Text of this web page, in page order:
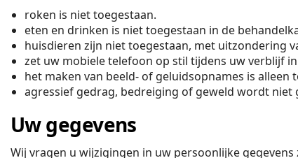
roken is niet toegestaan.
eten en drinken is niet toegestaan in de
huisdieren zijn niet toegestaan, met uitzondering
zet uw mobiele telefoon op stil tijdens uw verblijf
het maken van beeld- of geluidsopnames is alleen
agressief gedrag, bedreiging of geweld wordt niet
Uw gegevens
Wij vragen u wijzigingen in uw persoonlijke